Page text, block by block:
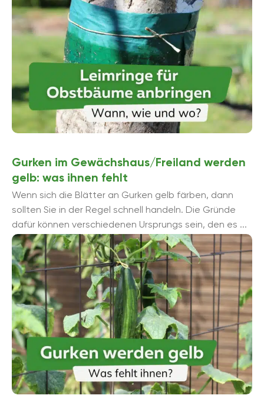
Gurken im Gewächshaus/Freiland werden
gelb: was ihnen fehlt
Wenn sich die Blätter an Gurken gelb färben, dann
sollten Sie in der Regel schnell handeln. Die Gründe
dafür können verschiedenen Ursprungs sein, den es ...